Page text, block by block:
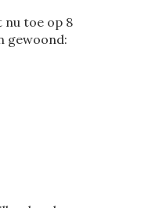
nu toe op 8
gewoond: